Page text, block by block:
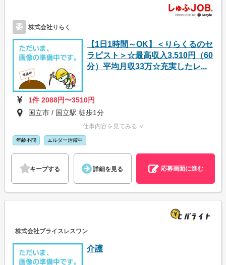
委 株式会社りらく
【1日1時間～OK】＜りらくるのセ
ラピスト＞☆最高収入3,510円（60
分）平均月収33万☆充実したレ...
1件 2088円〜3510円
国立市 / 国立駅 徒歩1分
仕事内容を見てみる ∨
年齢不問 エルダー活躍中
キープする 詳細を見る 応募画面に進む
株式会社プライスレスワン
介護